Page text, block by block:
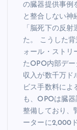
の臓器提供事例
と整合しない神
「脳死下の反
た。 こうした
ォール・ストリ
たOPO内部デ
収入が数千万ド
ビス手数料によ
も、OPOは臓
整備しており、
ーターに2,000